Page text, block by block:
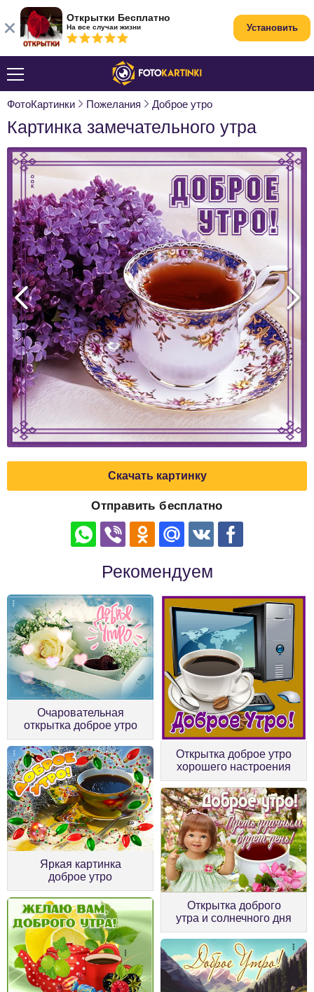
ФотоКартинки Пожелания Доброе утро
Картинка замечательного утра
Скачать картинку
Отправить бесплатно
Рекомендуем
Очаровательная
открытка доброе утро
Открытка доброе утро
хорошего настроения
Яркая картинка
доброе утро
Открытка доброго
утра и солнечного дня
Открытки Бесплатно
На все случаи жизни Установить